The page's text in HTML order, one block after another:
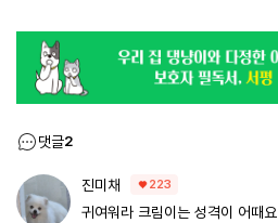
댓글2
진미채 223
귀여워라 크림이는 성격이 어때요